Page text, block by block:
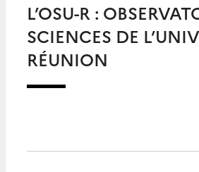
L’OSU-R :
SCIENCES DE
RÉUNION